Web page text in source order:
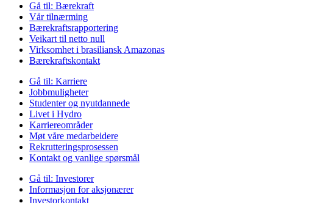
Gå til: Bærekraft
Vår tilnærming
Bærekraftsrapportering
Veikart til netto null
Virksomhet i brasiliansk Amazonas
Bærekraftskontakt
Gå til: Karriere
Jobbmuligheter
Studenter og nyutdannede
Livet i Hydro
Karriereområder
Møt våre medarbeidere
Rekrutteringsprosessen
Kontakt og vanlige spørsmål
Gå til: Investorer
Informasjon for aksjonærer
Investorkontakt